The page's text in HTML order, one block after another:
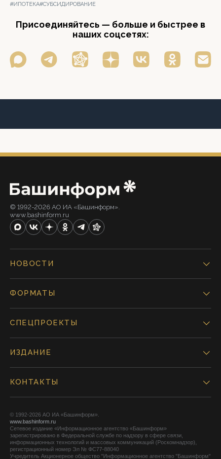
#ИПОТЕКА#СУБСИДИРОВАНИЕ
Присоединяйтесь — больше и быстрее в
наших соцсетях:
© 1992-2026 АО ИА «Башинформ».
www.bashinform.ru
НОВОСТИ
ФОРМАТЫ
СПЕЦПРОЕКТЫ
ИЗДАНИЕ
КОНТАКТЫ
© 1992-2026 АО ИА «Башинформ».
www.bashinform.ru
Сетевое издание «Информационное агентство «Башинформ»
зарегистрировано в Федеральной службе по надзору в сфере связи,
информационных технологий и массовых коммуникаций (Роскомнадзор),
регистрационный номер Эл № ФС77-88040
Учредитель Акционерное общество "Информационное агентство "Башинформ"